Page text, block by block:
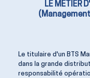
LE MÉTIER
Le titulaire d'un BTS
dans la grande
responsabilité